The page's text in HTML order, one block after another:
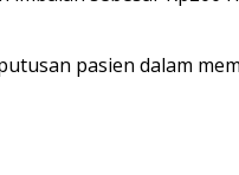
pasien dalam